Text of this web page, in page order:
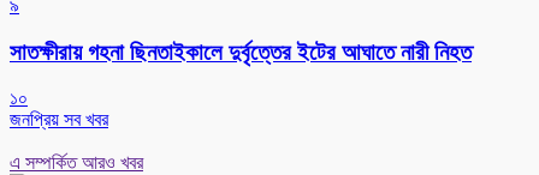
৯
সাতক্ষীরায় গহনা ছিনতাইকালে দুর্বৃত্তের ইটের আঘাতে নারী নিহত
১০
জনপ্রিয় সব খবর
এ সম্পর্কিত আরও খবর